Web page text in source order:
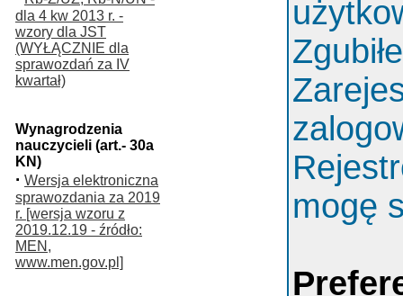
dla 4 kw 2013 r. -
wzory dla JST
(WYŁĄCZNIE dla
sprawozdań za IV
kwartał)
Wynagrodzenia
nauczycieli (art.- 30a
KN)
· Wersja elektroniczna
sprawozdania za 2019
r. [wersja wzoru z
2019.12.19 - źródło:
MEN,
www.men.gov.pl]
mogę